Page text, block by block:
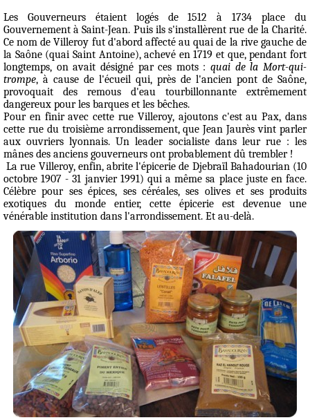
Les Gouverneurs étaient logés de 1512 à 1734 place du
Gouvernement à Saint-Jean. Puis ils s'installèrent rue de la Charité.
Ce nom de Villeroy fut d'abord affecté au quai de la rive gauche de
la Saône (quai Saint Antoine), achevé en 1719 et que, pendant fort
longtemps, on avait désigné par ces mots :quai de la Mort-qui-
trompe, à cause de l'écueil qui, près de l'ancien pont de Saône,
provoquait des remous d'eau tourbillonnante extrêmement
dangereux pour les barques et les bêches.
Pour en finir avec cette rue Villeroy, ajoutons c'est auPax, dans
cette rue du troisième arrondissement, que Jean Jaurès vint parler
aux ouvriers lyonnais. Un leader socialiste dans leur rue : les
mânes des anciens gouverneurs ont probablement dû trembler !
La rue Villeroy, enfin, abrite l'épicerie de Djebraïl Bahadourian(10
octobre 1907 - 31 janvier 1991) qui a même sa place juste en face.
Célèbre pour ses épices, ses céréales, ses olives et ses produits
exotiques du monde entier, cette épicerie est devenue une
vénérable institution dans l'arrondissement. Et au-delà.